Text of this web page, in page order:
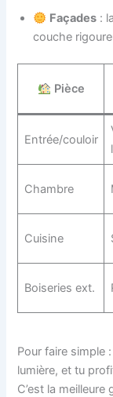
Façades :
couche
Pièce
Entrée/couloir
Chambre
Cuisine
Boiseries ext.
Pour faire simple
lumière, et tu
C’est la